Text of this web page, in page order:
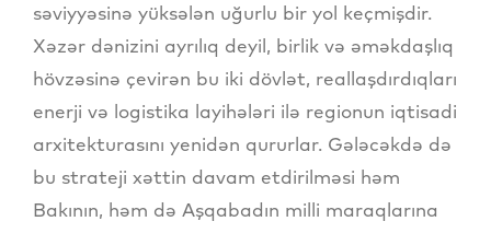
səviyyəsinə yüksələn uğurlu bir yol keçmişdir.
Xəzər dənizini ayrılıq deyil, birlik və əməkdaşlıq
hövzəsinə çevirən bu iki dövlət, reallaşdırdıqları
enerji və logistika layihələri ilə regionun iqtisadi
arxitekturasını yenidən qururlar. Gələcəkdə də
bu strateji xəttin davam etdirilməsi həm
Bakının, həm də Aşqabadın milli maraqlarına